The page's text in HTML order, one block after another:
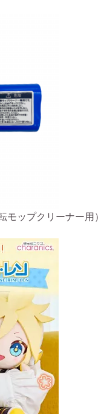
モップクリーナー用）